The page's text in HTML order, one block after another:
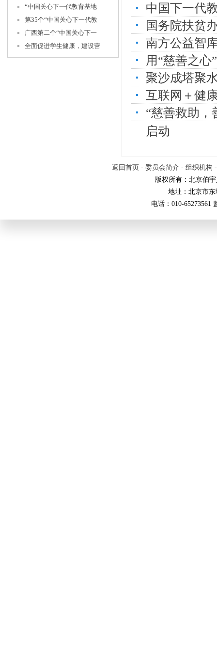
中国下一代
国务院扶贫
南方公益智
用“慈善之心
聚沙成塔聚
互联网＋健
“慈善救助，
启动
“中国关心下一代教育基地
第35个“中国关心下一代教
广西第二个“中国关心下一
全面促进学生健康，建设营
返回首页 -委员会简介 -组织机构
版权所有：北京伯
地址：北京市
电话：010-65273561